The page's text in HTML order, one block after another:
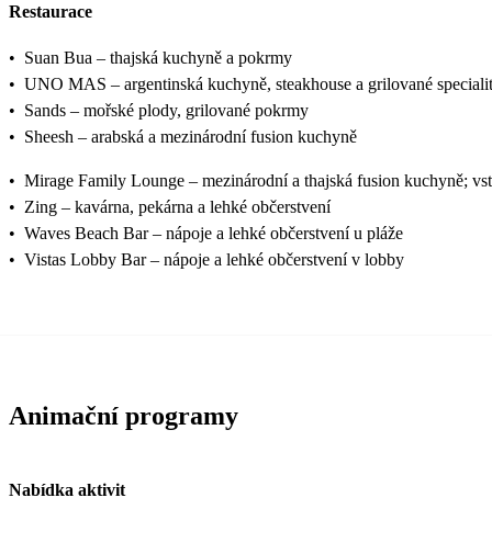
Restaurace
• Suan Bua – thajská kuchyně a pokrmy
• UNO MAS – argentinská kuchyně, steakhouse a grilované
• Sands – mořské plody, grilované pokrmy
• Sheesh – arabská a mezinárodní fusion kuchyně
• Mirage Family Lounge – mezinárodní a thajská fusion kuchyně;
• Zing – kavárna, pekárna a lehké občerstvení
• Waves Beach Bar – nápoje a lehké občerstvení u pláže
• Vistas Lobby Bar – nápoje a lehké občerstvení v lobby
Animační programy
Nabídka aktivit